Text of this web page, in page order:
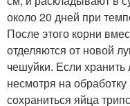
около 20 дней при
После этого корни
отделяются от новой
чешуйки. Если
несмо­тря на
сохраниться яйца